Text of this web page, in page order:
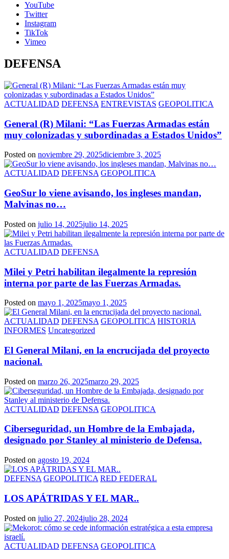
YouTube
Twitter
Instagram
TikTok
Vimeo
DEFENSA
ACTUALIDAD DEFENSA ENTREVISTAS GEOPOLITICA
General (R) Milani: “Las Fuerzas Armadas están
muy colonizadas y subordinadas a Estados Unidos”
Posted on noviembre 29, 2025diciembre 3, 2025
ACTUALIDAD DEFENSA GEOPOLITICA
GeoSur lo viene avisando, los ingleses mandan,
Malvinas no…
Posted on julio 14, 2025julio 14, 2025
ACTUALIDAD DEFENSA
Milei y Petri habilitan ilegalmente la represión
interna por parte de las Fuerzas Armadas.
Posted on mayo 1, 2025mayo 1, 2025
ACTUALIDAD DEFENSA GEOPOLITICA HISTORIA
INFORMES Uncategorized
El General Milani, en la encrucijada del proyecto
nacional.
Posted on marzo 26, 2025marzo 29, 2025
ACTUALIDAD DEFENSA GEOPOLITICA
Ciberseguridad, un Hombre de la Embajada,
designado por Stanley al ministerio de Defensa.
Posted on agosto 19, 2024
DEFENSA GEOPOLITICA RED FEDERAL
LOS APÁTRIDAS Y EL MAR..
Posted on julio 27, 2024julio 28, 2024
ACTUALIDAD DEFENSA GEOPOLITICA